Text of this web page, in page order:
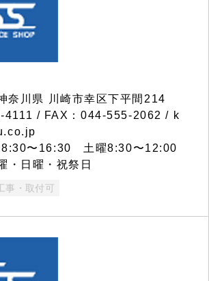
川県 川崎市幸区下平間214
4111 / FAX：044-555-2062 / k
8:30〜16:30 土曜8:30〜12:00
・日曜・祝祭日
事・取付可